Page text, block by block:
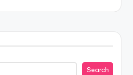
Search